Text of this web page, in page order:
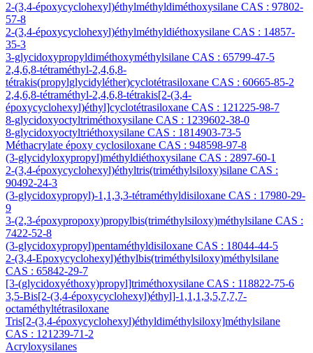
2-(3,4-époxycyclohexyl)éthylméthyldiméthoxysilane CAS : 97802-
57-8
2-(3,4-époxycyclohexyl)éthylméthyldiéthoxysilane CAS : 14857-
35-3
3-glycidoxypropyldiméthoxyméthylsilane CAS : 65799-47-5
2,4,6,8-tétraméthyl-2,4,6,8-
tétrakis(propylglycidyléther)cyclotétrasiloxane CAS : 60665-85-2
2,4,6,8-tétraméthyl-2,4,6,8-tétrakis[2-(3,4-
époxycyclohexyl)éthyl]cyclotétrasiloxane CAS : 121225-98-7
8-glycidoxyoctyltriméthoxysilane CAS : 1239602-38-0
8-glycidoxyoctyltriéthoxysilane CAS : 1814903-73-5
Méthacrylate époxy cyclosiloxane CAS : 948598-97-8
(3-glycidyloxypropyl)méthyldiéthoxysilane CAS : 2897-60-1
2-(3,4-époxycyclohexyl)éthyltris(triméthylsiloxy)silane CAS :
90492-24-3
(3-glycidoxypropyl)-1,1,3,3-tétraméthyldisiloxane CAS : 17980-29-
9
3-(2,3-époxypropoxy)propylbis(triméthylsiloxy)méthylsilane CAS :
7422-52-8
(3-glycidoxypropyl)pentaméthyldisiloxane CAS : 18044-44-5
2-(3,4-Epoxycyclohexyl)éthylbis(triméthylsiloxy)méthylsilane
CAS : 65842-29-7
[3-(glycidoxyéthoxy)propyl]triméthoxysilane CAS : 118822-75-6
3,5-Bis[2-(3,4-époxycyclohexyl)éthyl]-1,1,1,3,5,7,7,7-
octaméthyltétrasiloxane
Tris[2-(3,4-époxycyclohexyl)éthyldiméthylsiloxy]méthylsilane
CAS : 121239-71-2
Acryloxysilanes